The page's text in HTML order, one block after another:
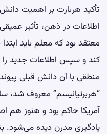
تأکید هربارت بر اهمیت
اطلاعات در ذهن، تأثیر
معتقد بود که معلم باید
کند و سپس اطلاعات جدید را
منطقی با آن دانش قبلی
“هربرتیانیسم” معروف شد،
آمریکا حاکم بود و هنوز هم
یادگیری مدرن دیده می‌شود.